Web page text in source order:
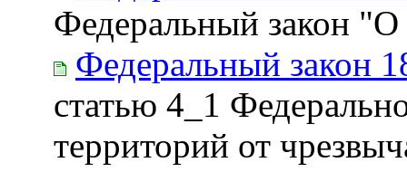
Федеральный закон
Федеральный закон
статью 4_1
территорий от